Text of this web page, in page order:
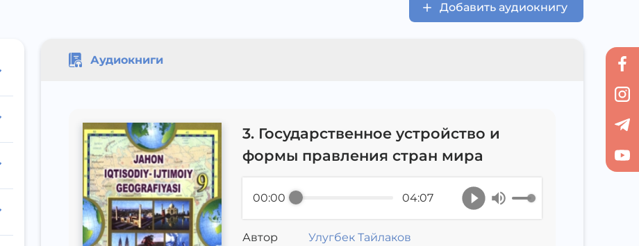
Добавить аудиокнигу
Аудиокниги
3. Государственное устройство и
формы правления стран мира
00:00 04:07
Автор
Улугбек Тайлаков